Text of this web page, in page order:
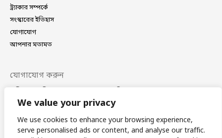
We value your privacy
We use cookies to enhance your browsing experience,
serve personalised ads or content, and analyse our traffic.
ট্র্যাকার সম্পর্কে
সংস্কারের ইতিহাস
যোগাযোগ
আপনার মতামত
যোগাযোগ করুন
ফোন(+88 02) 41021780, 41024781
coordinator@bdplatform4sdgs.net